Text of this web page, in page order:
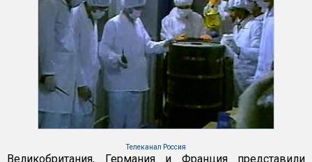
Телеканал Россия
Великобритания, Германия и Франция представили